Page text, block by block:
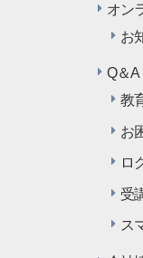
オン
お
Q＆A
教
お
ロ
受
ス